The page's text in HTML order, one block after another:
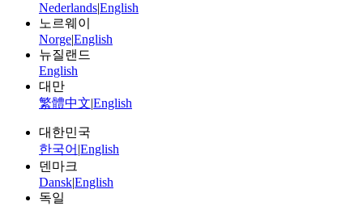
Nederlands|English
노르웨이
Norge|English
뉴질랜드
English
대만
繁體中文|English
대한민국
한국어 |English
덴마크
Dansk|English
독일